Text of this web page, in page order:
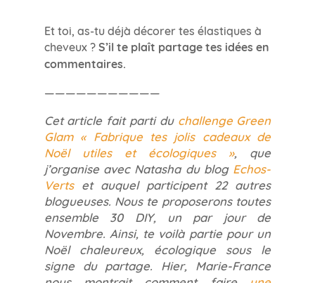
Et toi, as-tu déjà décorer tes élastiques à
cheveux ?S’il te plaît partage tes idées en
commentaires.
———————————
Cet article fait parti du challenge Green
Glam « Fabrique tes jolis cadeaux de
Noël utiles et écologiques », que
j’organise avec Natasha du blog Echos-
Vertset auquel participent 22 autres
blogueuses. Nous te proposerons toutes
ensemble 30 DIY, un par jour de
Novembre. Ainsi, te voilà partie pour un
Noël chaleureux, écologique sous le
signe du partage. Hier, Marie-France